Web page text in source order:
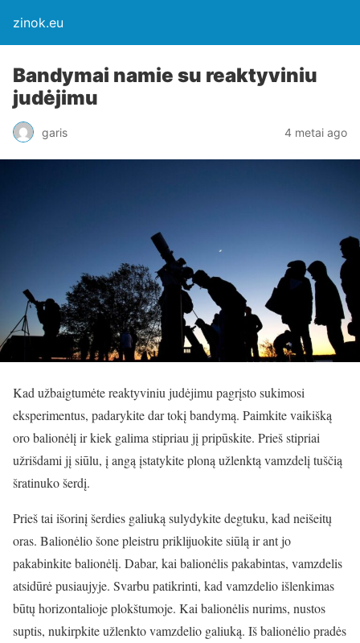
zinok.eu
Bandymai namie su reaktyviniu
judėjimu
garis 4 metai ago
Kad užbaigtumėte reaktyviniu judėjimu pagrįsto sukimosi
eksperimentus, padarykite dar tokį bandymą. Paimkite vaikišką
oro balionėlį ir kiek galima stipriau jį pripūskite. Prieš stipriai
užrišdami jį siūlu, į angą įstatykite ploną užlenktą vamzdelį tuščią
šratinuko šerdį.
Prieš tai išorinį šerdies galiuką sulydykite degtuku, kad neišeitų
oras. Balionėlio šone pleistru priklijuokite siūlą ir ant jo
pakabinkite balionėlį. Dabar, kai balionėlis pakabintas, vamzdelis
atsidūrė pusiaujyje. Svarbu patikrinti, kad vamzdelio išlenkimas
būtų horizontalioje plokštumoje. Kai balionėlis nurims, nustos
suptis, nukirpkite užlenkto vamzdelio galiuką. Iš balionėlio pradės